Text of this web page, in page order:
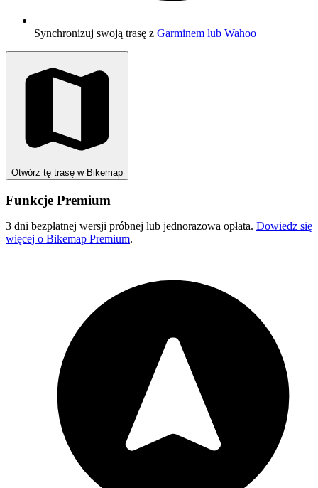
Synchronizuj swoją trasę z Garminem lub Wahoo
Otwórz tę trasę w Bikemap
Funkcje Premium
3 dni bezpłatnej wersji próbnej lub jednorazowa opłata. Dowiedz się
więcej o Bikemap Premium.